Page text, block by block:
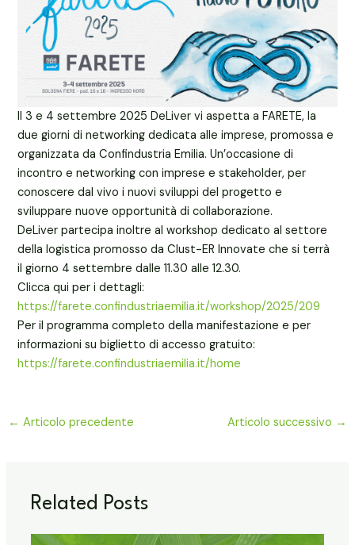
Il 3 e 4 settembre 2025 DeLiver vi aspetta a FARETE, la
due giorni di networking dedicata alle imprese, promossa e
organizzata da Confindustria Emilia. Un’occasione di
incontro e networking con imprese e stakeholder, per
conoscere dal vivo i nuovi sviluppi del progetto e
sviluppare nuove opportunità di collaborazione.
DeLiver partecipa inoltre al workshop dedicato al settore
della logistica promosso da Clust-ER Innovate che si terrà
il giorno 4 settembre dalle 11.30 alle 12.30.
Clicca qui per i dettagli:
https://farete.confindustriaemilia.it/workshop/2025/209
Per il programma completo della manifestazione e per
informazioni su biglietto di accesso gratuito:
https://farete.confindustriaemilia.it/home
← Articolo precedente Articolo successivo →
Related Posts